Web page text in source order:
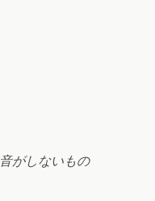
がしないもの